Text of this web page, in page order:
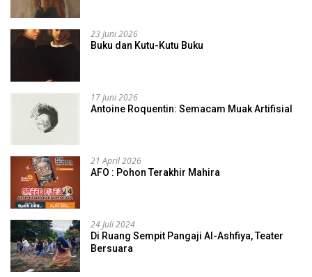
23 Juni 2026
Buku dan Kutu-Kutu Buku
17 Juni 2026
Antoine Roquentin: Semacam Muak Artifisial
21 April 2026
AFO : Pohon Terakhir Mahira
24 Juli 2024
Di Ruang Sempit Pangaji Al-Ashfiya, Teater
Bersuara